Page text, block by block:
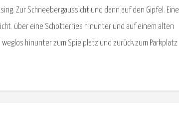
Zur Schneebergaussicht und dann auf den Gipfel. Eine
über eine Schotterries hinunter und auf einem alten
hinunter zum Spielplatz und zurück zum Parkplatz